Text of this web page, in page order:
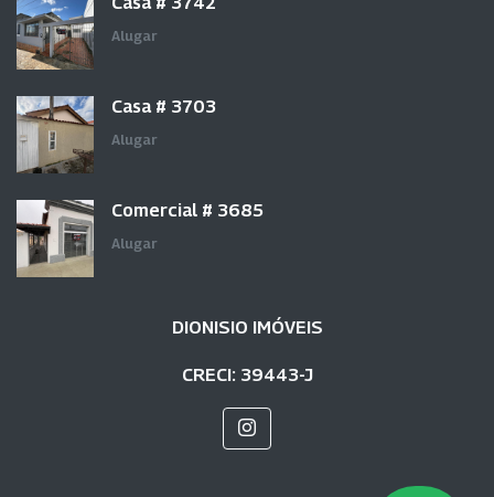
Alugar
Casa # 3703
Alugar
Comercial # 3685
Alugar
DIONISIO IMÓVEIS
CRECI: 39443-J